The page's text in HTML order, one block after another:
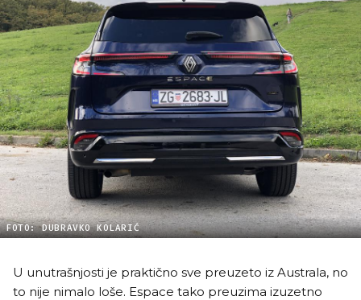
FOTO: DUBRAVKO KOLARIĆ
U unutrašnjosti je praktično sve preuzeto iz Australa, no
to nije nimalo loše. Espace tako preuzima izuzetno